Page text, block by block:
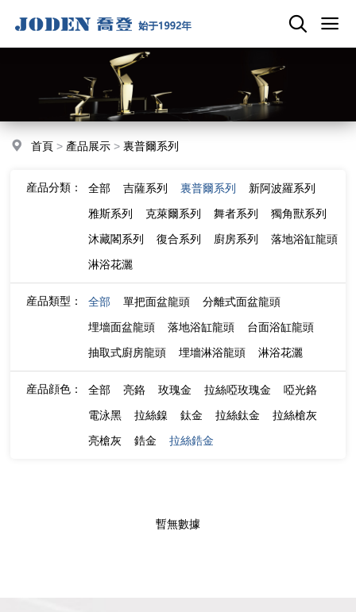
首頁 > 產品展示 >裏普爾系列
産品分類： 全部 吉薩系列 裏普爾系列
新阿波羅系列
雅斯系列
克萊爾系列 舞者系列
獨角獸系列
沐藏閣系列
復合系列 廚房系列
落地浴缸龍頭
淋浴花灑
産品類型： 全部 單把面盆龍頭
分離式面盆龍頭
埋墻面盆龍頭
落地浴缸龍頭
台面浴缸龍頭
抽取式廚房龍頭
埋墻淋浴龍頭 淋浴花灑
産品顔色： 全部 亮鉻 玫瑰金 拉絲啞玫瑰金
啞光鉻
電泳黑
拉絲鎳 鈦金 拉絲鈦金
拉絲槍灰
亮槍灰
鋯金 拉絲鋯金
暫無數據